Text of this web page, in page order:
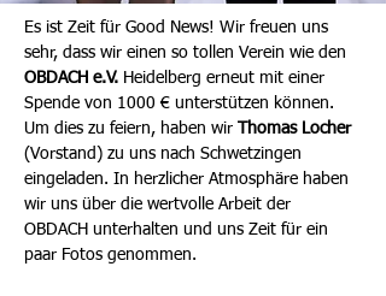
Es ist Zeit für Good News! Wir freuen uns
sehr, dass wir einen so tollen Verein wie den
OBDACH e.V. Heidelberg erneut mit einer
Spende von 1000 € unterstützen können.
Um dies zu feiern, haben wir
Thomas Locher
(Vorstand) zu uns nach Schwetzingen
eingeladen. In herzlicher Atmosphäre haben
wir uns über die wertvolle Arbeit der
OBDACH unterhalten und uns Zeit für ein
paar Fotos genommen.